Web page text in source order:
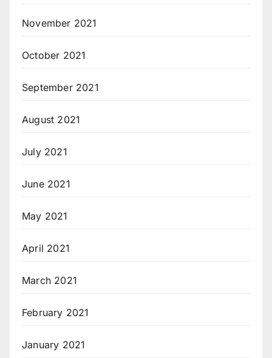
November 2021
October 2021
September 2021
August 2021
July 2021
June 2021
May 2021
April 2021
March 2021
February 2021
January 2021